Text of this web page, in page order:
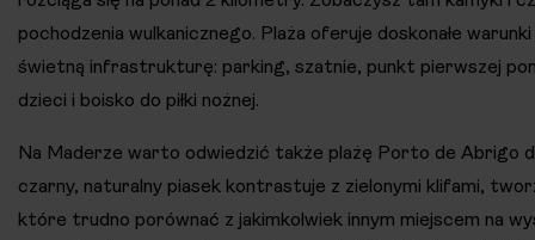
pochodzenia wulkanicznego. Plaża oferuje doskonałe
świetną infrastrukturę: parking, szatnie, punkt pierwszej
dzieci i boisko do piłki nożnej.
Na Maderze warto odwiedzić także plażę Porto de Abrigo
czarny, naturalny piasek kontrastuje z zielonymi klifami,
które trudno porównać z jakimkolwiek innym miejscem na